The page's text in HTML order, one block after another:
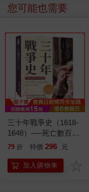
您可能也需要
三十年戰爭史（1618-
1648）──死亡數百萬
人，歐洲最血腥的宗教
79 折 特價 296 元
加入購物車